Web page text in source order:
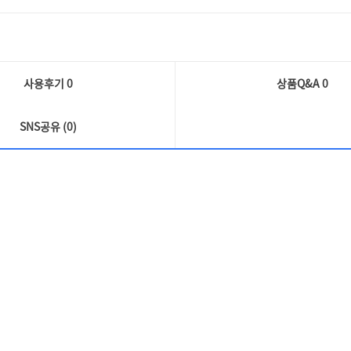
사용후기 0 상품Q&A0
SNS공유 (0)